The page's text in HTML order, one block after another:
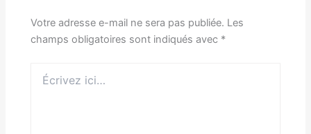
Votre adresse e-mail ne sera pas publiée. Les
champs obligatoires sont indiqués avec *
ici…